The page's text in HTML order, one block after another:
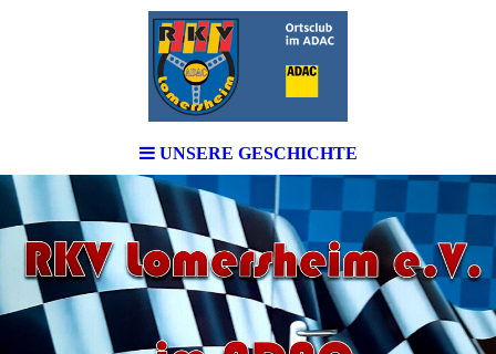
UNSERE GESCHICHTE